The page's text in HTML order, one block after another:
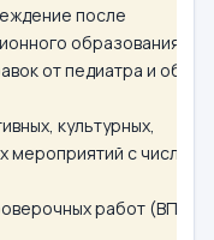
после
образования)
от педиатра и об
культурных,
мероприятий с числом
работ (ВПР)